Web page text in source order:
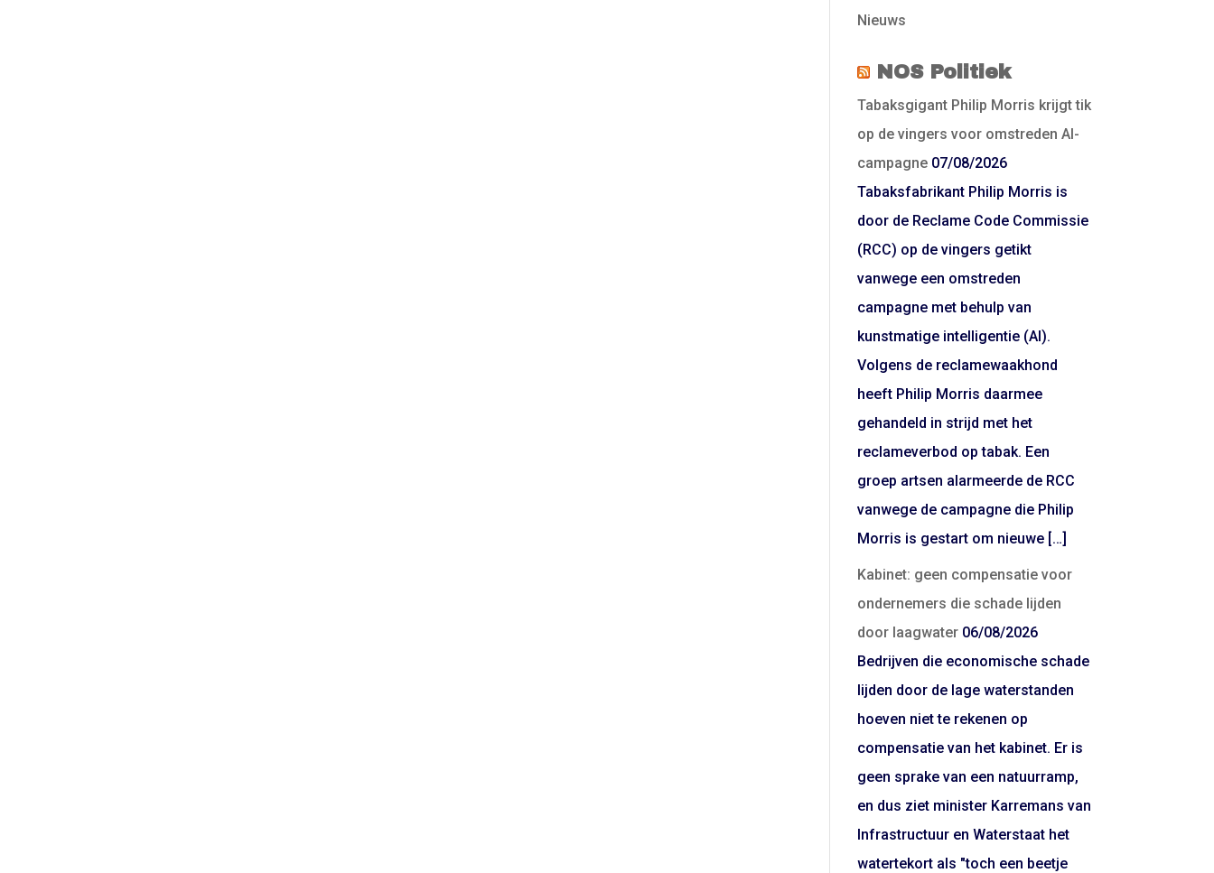
Nieuws
NOS Politiek
Tabaksgigant Philip Morris krijgt tik
op de vingers voor omstreden AI-
campagne 07/08/2026
Tabaksfabrikant Philip Morris is
door de Reclame Code Commissie
(RCC) op de vingers getikt
vanwege een omstreden
campagne met behulp van
kunstmatige intelligentie (AI).
Volgens de reclamewaakhond
heeft Philip Morris daarmee
gehandeld in strijd met het
reclameverbod op tabak. Een
groep artsen alarmeerde de RCC
vanwege de campagne die Philip
Morris is gestart om nieuwe […]
Kabinet: geen compensatie voor
ondernemers die schade lijden
door laagwater 06/08/2026
Bedrijven die economische schade
lijden door de lage waterstanden
hoeven niet te rekenen op
compensatie van het kabinet. Er is
geen sprake van een natuurramp,
en dus ziet minister Karremans van
Infrastructuur en Waterstaat het
watertekort als "toch een beetje